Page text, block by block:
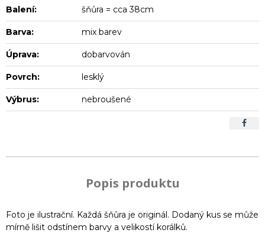
Balení: šňůra = cca 38cm
Barva: mix barev
Úprava: dobarvován
Povrch: lesklý
Výbrus: nebroušené
Popis produktu
Foto je ilustrační. Každá šňůra je originál. Dodaný kus se může
mírně lišit odstínem barvy a velikostí korálků.